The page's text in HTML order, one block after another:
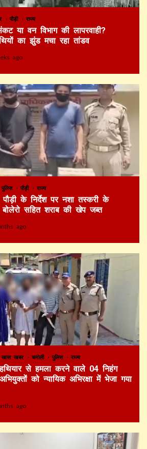
पौड़ी राज्य
या वन विभाग की लापरवाही?
का झुंड मचा रहा तांडव
ago
पुलिस पौड़ी राज्य
पौड़ी के निर्देश पर नशा तस्करी के
बोलेरो सहित शराब की खेप जब्त
ago
खास खबर चमोली पुलिस राज्य
हथियार से हमला करने वाले 04 निहंग
को न्यायिक अभिरक्षा में भेजा गया
ago